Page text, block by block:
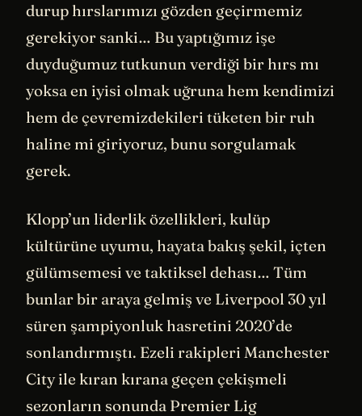
durup hırslarımızı gözden geçirmemiz
gerekiyor sanki… Bu yaptığımız işe
duyduğumuz tutkunun verdiği bir hırs mı
yoksa en iyisi olmak uğruna hem kendimizi
hem de çevremizdekileri tüketen bir ruh
haline mi giriyoruz, bunu sorgulamak
gerek.
Klopp’un liderlik özellikleri, kulüp
kültürüne uyumu, hayata bakış şekil, içten
gülümsemesi ve taktiksel dehası… Tüm
bunlar bir araya gelmiş ve Liverpool 30 yıl
süren şampiyonluk hasretini 2020’de
sonlandırmıştı. Ezeli rakipleri Manchester
City ile kıran kırana geçen çekişmeli
sezonların sonunda Premier Lig